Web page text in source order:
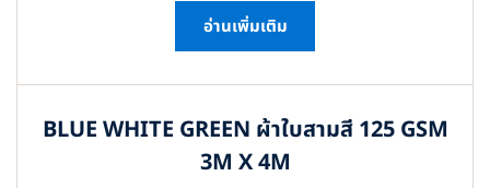
อ่านเพิ่มเติม
BLUE WHITE GREEN ผ้าใบสามสี 125 GSM
3M X 4M